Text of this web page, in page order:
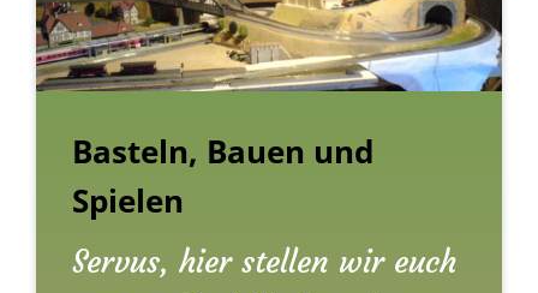
Basteln, Bauen und
Spielen
Servus, hier stellen wir euch